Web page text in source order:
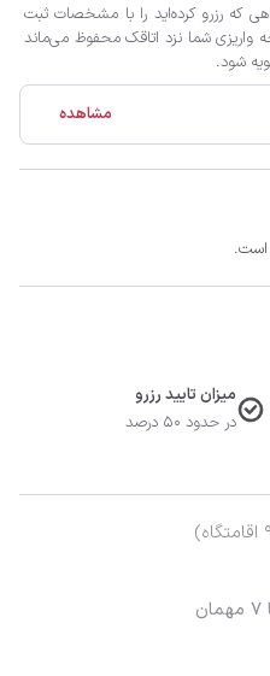
که رزرو کرده‌اید را با مشخصات ثبت
واریزی شما نزد اتاقک محفوظ می‌ماند
شود.
مشاهده
است.
میزان تایید رزرو
در حدود 50 درصد
اقامتگاه)